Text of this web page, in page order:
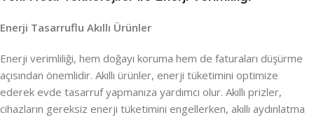
Enerji Tasarruflu Akıllı Ürünler
Enerji verimliliği, hem doğayı koruma hem de faturaları düşürme
açısından önemlidir. Akıllı ürünler, enerji tüketimini optimize
ederek evde tasarruf yapmanıza yardımcı olur. Akıllı prizler,
cihazların gereksiz enerji tüketimini engellerken, akıllı aydınlatma